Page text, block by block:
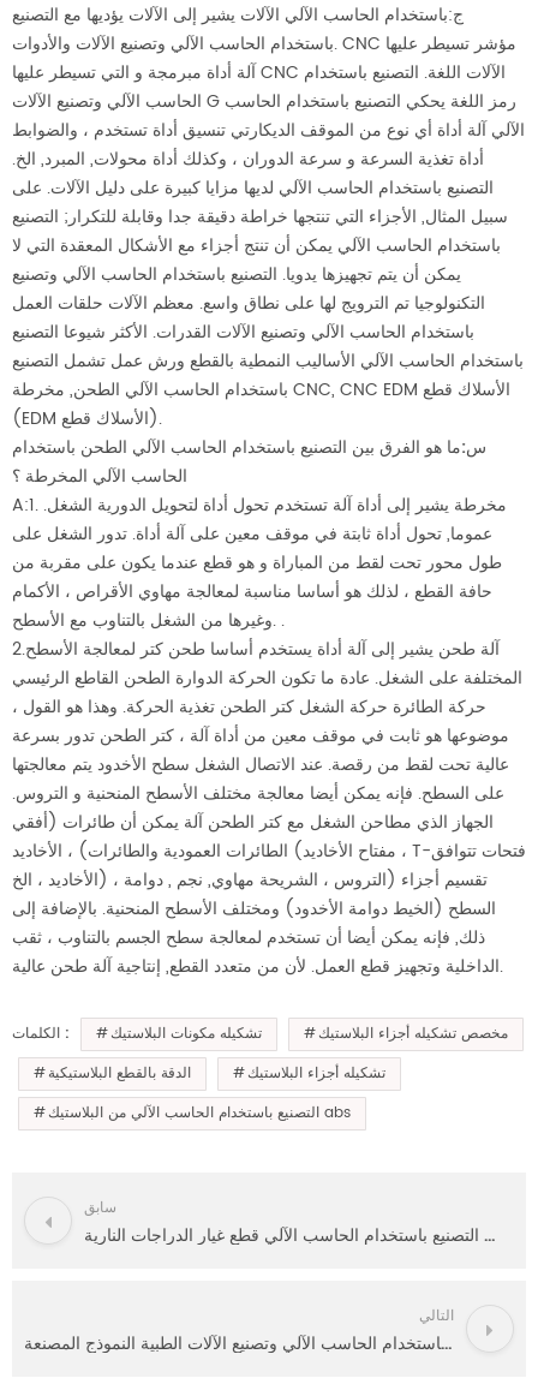
ج:باستخدام الحاسب الآلي الآلات يشير إلى الآلات يؤديها مع التصنيع
باستخدام الحاسب الآلي وتصنيع الآلات والأدوات. CNC مؤشر تسيطر عليها
آلة أداة مبرمجة و التي تسيطر عليها CNC الآلات اللغة. التصنيع باستخدام
الحاسب الآلي وتصنيع الآلات G رمز اللغة يحكي التصنيع باستخدام الحاسب
الآلي آلة أداة أي نوع من الموقف الديكارتي تنسيق أداة تستخدم ، والضوابط
أداة تغذية السرعة و سرعة الدوران ، وكذلك أداة محولات, المبرد, الخ.
التصنيع باستخدام الحاسب الآلي لديها مزايا كبيرة على دليل الآلات. على
سبيل المثال, الأجزاء التي تنتجها خراطة دقيقة جدا وقابلة للتكرار; التصنيع
باستخدام الحاسب الآلي يمكن أن تنتج أجزاء مع الأشكال المعقدة التي لا
يمكن أن يتم تجهيزها يدويا. التصنيع باستخدام الحاسب الآلي وتصنيع
التكنولوجيا تم الترويج لها على نطاق واسع. معظم الآلات حلقات العمل
باستخدام الحاسب الآلي وتصنيع الآلات القدرات. الأكثر شيوعا التصنيع
باستخدام الحاسب الآلي الأساليب النمطية بالقطع ورش عمل تشمل التصنيع
باستخدام الحاسب الآلي الطحن, مخرطة CNC, CNC EDM الأسلاك قطع
(EDM الأسلاك قطع).
س:ما هو الفرق بين التصنيع باستخدام الحاسب الآلي الطحن باستخدام
الحاسب الآلي المخرطة ؟
A:1.
عموما, تحول أداة ثابتة في موقف معين على آلة أداة. تدور الشغل على
طول محور تحت لقط من المباراة و هو قطع عندما يكون على مقربة من
حافة القطع ، لذلك هو أساسا مناسبة لمعالجة مهاوي الأقراص ، الأكمام
وغيرها من الشغل بالتناوب مع الأسطح. .
2.آلة طحن يشير إلى آلة أداة يستخدم أساسا طحن كتر لمعالجة الأسطح
المختلفة على الشغل. عادة ما تكون الحركة الدوارة الطحن القاطع الرئيسي
حركة الطائرة حركة الشغل كتر الطحن تغذية الحركة. وهذا هو القول ،
موضوعها هو ثابت في موقف معين من أداة آلة ، كتر الطحن تدور بسرعة
عالية تحت لقط من رقصة. عند الاتصال الشغل سطح الأخدود يتم معالجتها
على السطح. فإنه يمكن أيضا معالجة مختلف الأسطح المنحنية و التروس.
الجهاز الذي مطاحن الشغل مع كتر الطحن آلة يمكن أن طائرات (أفقي
الطائرات العمودية والطائرات) ، الأخاديد (مفتاح الأخاديد ، T-فتحات تتوافق
الأخاديد ، الخ) ، تقسيم أجزاء (التروس ، الشريحة مهاوي, نجم , دوامة
السطح (الخيط دوامة الأخدود) ومختلف الأسطح المنحنية. بالإضافة إلى
ذلك, فإنه يمكن أيضا أن تستخدم لمعالجة سطح الجسم بالتناوب ، ثقب
الداخلية وتجهيز قطع العمل. لأن من متعدد القطع, إنتاجية آلة طحن عالية.
الكلمات : تشكيله مكونات البلاستيك
مخصص تشكيله أجزاء البلاستيك
الدقة بالقطع البلاستيكية
تشكيله أجزاء البلاستيك
التصنيع باستخدام الحاسب الآلي من البلاستيك abs
سابق
تخصيص التصنيع باستخدام الحاسب الآلي قطع غيار الدراجات النارية
التالي
الألومنيوم باستخدام الحاسب الآلي وتصنيع الآلات الطبية النموذج المصنعة